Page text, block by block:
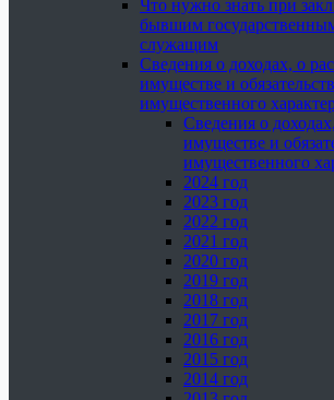
Что нужно знать при
бывшим
служащим
Сведения о доходах, о
имуществе и
имущественного
Сведения о
имуществе и
имущественного
2024 год
2023 год
2022 год
2021 год
2020 год
2019 год
2018 год
2017 год
2016 год
2015 год
2014 год